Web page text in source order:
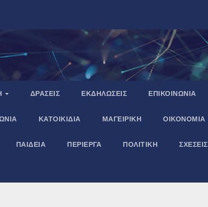
ΔΡΑΣΕΙΣ ΕΚΔΗΛΩΣΕΙΣ ΕΠΙΚΟΙΝΩΝΙΑ
ΚΑΤΟΙΚΙΔΙΑ ΜΑΓΕΙΡΙΚΗ ΟΙΚΟΝΟΜΙΑ
ΠΑΙΔΕΙΑ ΠΕΡΙΕΡΓΑ ΠΟΛΙΤΙΚΗ ΣΧΕΣΕΙΣ